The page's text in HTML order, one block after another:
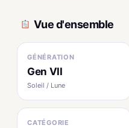
Vue d'ensemble
GÉNÉRATION
Gen VII
Soleil / Lune
CATÉGORIE